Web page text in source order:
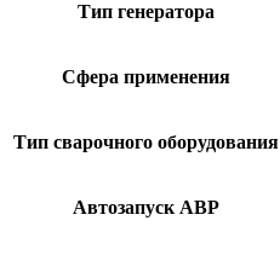
Тип генератора
Сфера применения
Тип сварочного оборудования
Автозапуск АВР